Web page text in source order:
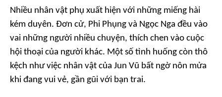
Nhiều nhân vật phụ xuất hiện với những miếng hài
kém duyên. Đơn cử, Phi Phụng và Ngọc Nga đều vào
vai những người nhiều chuyện, thích chen vào cuộc
hội thoại của người khác. Một số tình huống còn thô
kệch như việc nhân vật của Jun Vũ bất ngờ nôn mửa
khi đang vui vẻ, gần gũi với bạn trai.